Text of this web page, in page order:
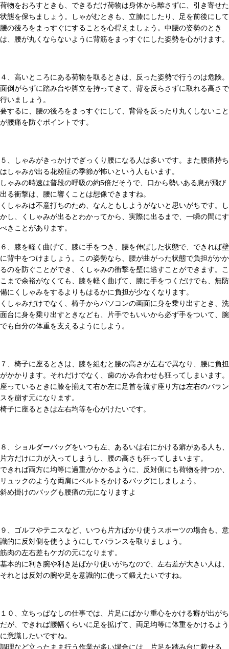
荷物をおろすときも、できるだけ荷物は身体から離さずに、引き寄せた
状態を保ちましょう。しゃがむときも、立膝にしたり、足を前後にして
腰の後ろをまっすぐにすることを心得えましょう。中腰の姿勢のとき
は、腰が丸くならないように背筋をまっすぐにした姿勢を心がけます。
４、高いところにある荷物を取るときは、反った姿勢で行うのは危険。
面倒がらずに踏み台や脚立を持ってきて、背を反らさずに取れる高さで
行いましょう。
要するに、腰の後ろをまっすぐにして、背骨を反ったり丸くしないこと
が腰痛を防ぐポイントです。
５、しゃみがきっかけでぎっくり腰になる人は多いです。また腰痛持ち
はしゃみが出る花粉症の季節が怖いという人もいます。
しゃみの時速は普段の呼吸の約5倍だそうで、口から勢いある息が飛び
出る衝撃は、腰に響くことは想像できますね。
くしゃみは不意打ちのため、なんともしようがないと思いがちです。し
かし、くしゃみが出るとわかってから、実際に出るまで、一瞬の間にす
べきことがあります。
６、膝を軽く曲げて、膝に手をつき、腰を伸ばした状態で、できれば壁
に背中をつけましょう。この姿勢なら、腰が曲がった状態で負担がかか
るのを防ぐことができ、くしゃみの衝撃を壁に逃すことができます。こ
こまで余裕がなくても、膝を軽く曲げて、膝に手をつくだけでも、無防
備にくしゃみをするよりもはるかに負担が少なくなります。
くしゃみだけでなく、椅子からパソコンの画面に身を乗り出すとき、洗
面台に身を乗り出すときなども、片手でもいいから必ず手をついて、腕
でも自分の体重を支えるようにしよう。
７、椅子に座るときは、膝を組むと腰の高さが左右で異なり、腰に負担
がかかります。それだけでなく、歯のかみ合わせも狂ってしまいます。
座っているときに膝を揃えて右か左に足首を流す座り方は左右のバラン
スを崩す元になります。
椅子に座るときは左右均等を心がけたいです。
８、ショルダーバッグをいつも左、あるいは右にかける癖がある人も、
片方だけに力が入ってしまうし、腰の高さも狂ってしまいます。
できれば両方に均等に過重がかかるように、反対側にも荷物を持つか、
リュックのような両肩にベルトをかけるバッグにしましょう。
斜め掛けのバッグも腰痛の元になりますよ
９、ゴルフやテニスなど、いつも片方ばかり使うスポーツの場合も、意
識的に反対側を使うようにしてバランスを取りましょう。
筋肉の左右差もケガの元になります。
基本的に利き腕や利き足ばかり使いがちなので、左右差が大きい人は、
それとは反対の腕や足を意識的に使って鍛えたいですね。
１０、立ちっぱなしの仕事では、片足にばかり重心をかける癖が出がち
だが、できれば腰幅くらいに足を拡げて、両足均等に体重をかけるよう
に意識したいですね。
調理など立ったまま行う作業が多い場合には、片足を踏み台に載せる